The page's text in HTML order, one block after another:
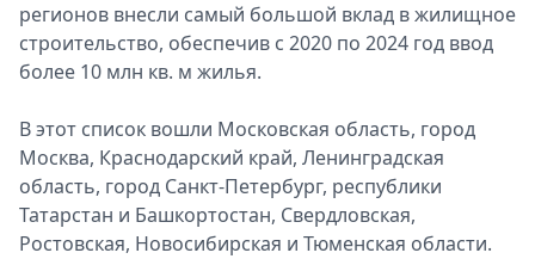
регионов внесли самый большой вклад в жилищное
строительство, обеспечив с 2020 по 2024 год ввод
более 10 млн кв. м жилья.
В этот список вошли Московская область, город
Москва, Краснодарский край, Ленинградская
область, город Санкт-Петербург, республики
Татарстан и Башкортостан, Свердловская,
Ростовская, Новосибирская и Тюменская области.